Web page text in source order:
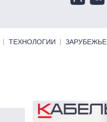
ТЕХНОЛОГИИ ЗАРУБЕЖЬЕ